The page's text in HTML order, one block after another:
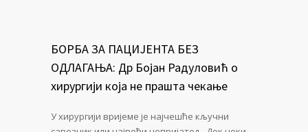
БОРБА ЗА ПАЦИЈЕНТА БЕЗ
ОДЛАГАЊА: Др Бојан Радуловић о
хирургији која не прашта чекање
У хирургији вријеме је најчешће кључни